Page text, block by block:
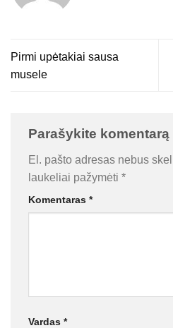
Pirmi upėtakiai sausa
musele
Parašykite komentarą
El. pašto adresas nebus
laukeliai pažymėti *
Komentaras *
Vardas *